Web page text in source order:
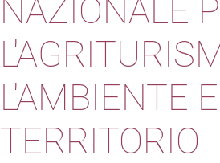
NAZIONALE
L'AMBIENTE
TERRITORIO